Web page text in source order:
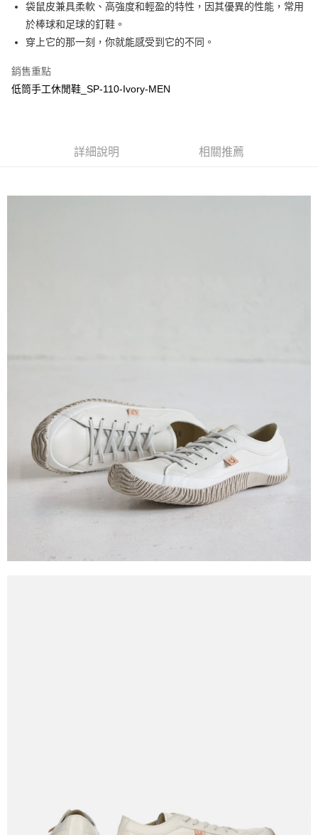
ATM付款
運送方式
全家取貨付款
每筆NT$60
袋鼠皮兼具柔軟、高強度和輕盈的特性，因其優異的性能，常用
於棒球和足球的釘鞋。
穿上它的那一刻，你就能感受到它的不同。
銷售重點
低筒手工休閒鞋_SP-110-Ivory-MEN
詳細說明 相關推薦